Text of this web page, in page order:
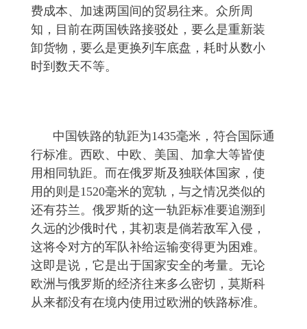
费成本、加速两国间的贸易往来。众所周
知，目前在两国铁路接驳处，要么是重新装
卸货物，要么是更换列车底盘，耗时从数小
时到数天不等。
中国铁路的轨距为1435毫米，符合国际通
行标准。西欧、中欧、美国、加拿大等皆使
用相同轨距。而在俄罗斯及独联体国家，使
用的则是1520毫米的宽轨，与之情况类似的
还有芬兰。俄罗斯的这一轨距标准要追溯到
久远的沙俄时代，其初衷是倘若敌军入侵，
这将令对方的军队补给运输变得更为困难。
这即是说，它是出于国家安全的考量。无论
欧洲与俄罗斯的经济往来多么密切，莫斯科
从来都没有在境内使用过欧洲的铁路标准。